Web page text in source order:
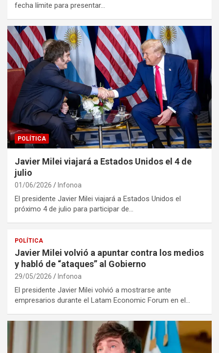
fecha límite para presentar…
POLÍTICA
Javier Milei viajará a Estados Unidos el 4 de
julio
01/06/2026 Infonoa
El presidente Javier Milei viajará a Estados Unidos el
próximo 4 de julio para participar de…
POLÍTICA
Javier Milei volvió a apuntar contra los medios
y habló de “ataques” al Gobierno
29/05/2026 Infonoa
El presidente Javier Milei volvió a mostrarse ante
empresarios durante el Latam Economic Forum en el…